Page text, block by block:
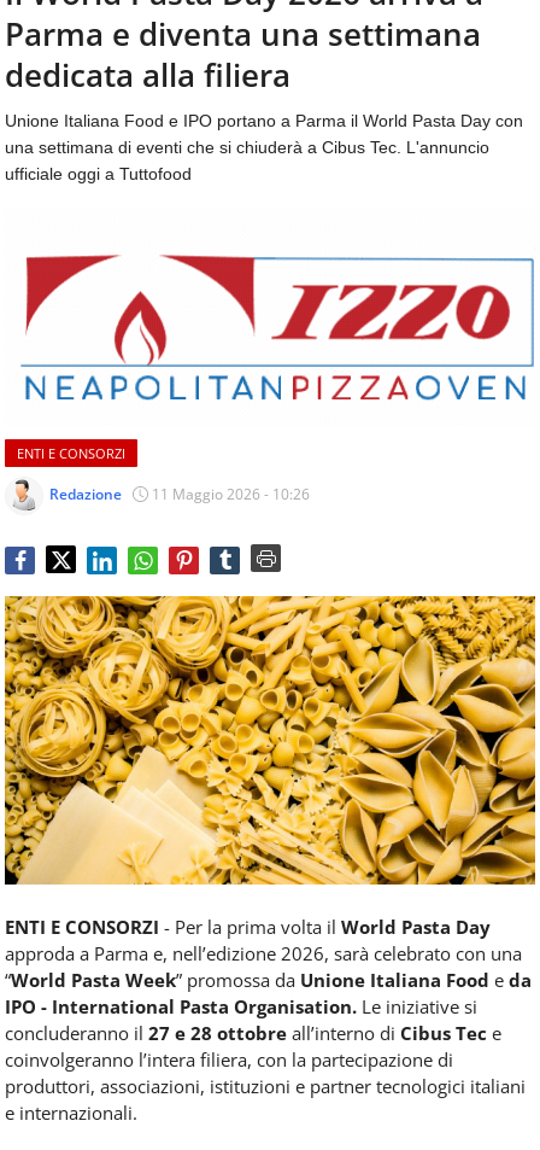
aggiornamenti
quotidiani
temi
come
ospitalità,
ristorazione,
catering
e
articoli
sul
mondo
dei
consumi
fuoricasa,
Food
Service
e
tutte
le
novità
del
comparto
Horeca.
CONTATTI
Parma e diventa una settimana
dedicata alla filiera
Unione Italiana Food e IPO portano a Parma il World Pasta Day con
una settimana di eventi che si chiuderà a Cibus Tec. L'annuncio
ufficiale oggi a Tuttofood
ENTI E CONSORZI
Redazione 11 Maggio 2026 - 10:26
ENTI E CONSORZI - Per la prima volta il World Pasta Day
approda a Parma e, nell’edizione 2026, sarà celebrato con una
“World Pasta Week” promossa da Unione Italiana Food e da
IPO - International Pasta Organisation. Le iniziative si
concluderanno il 27 e 28 ottobre all’interno di Cibus Tec e
coinvolgeranno l’intera filiera, con la partecipazione di
produttori, associazioni, istituzioni e partner tecnologici italiani
e internazionali.